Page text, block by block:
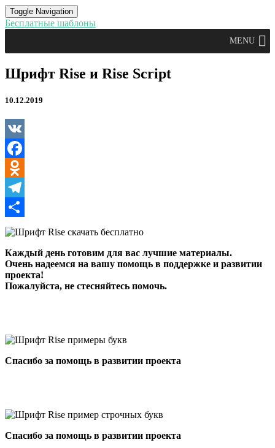
Toggle Navigation
Бесплатные шаблоны
MENU
Шрифт
Rise
Rise
Шрифт Rise и Rise Script
10.12.2019
VK
Facebook
Odnoklassniki
Telegram
Отправить
Каждый день готовим для вас лучшие материалы.
Очень надеемся на вашу помощь в поддержке и развитии
проекта!
Пожалуйста, не стесняйтесь помочь.
Спасибо за помощь в развитии проекта
Спасибо за помощь в развитии проекта